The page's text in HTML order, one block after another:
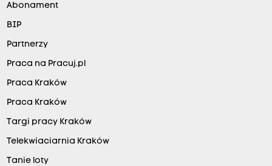
Abonament
BIP
Partnerzy
Praca na Pracuj.pl
Praca Kraków
Praca Kraków
Targi pracy Kraków
Telekwiaciarnia Kraków
Tanie loty